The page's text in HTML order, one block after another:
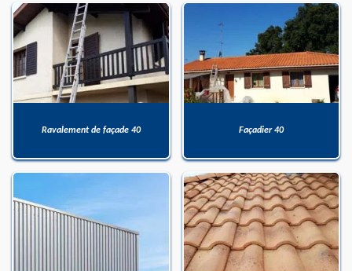
Ravalement de façade 40 Façadier 40